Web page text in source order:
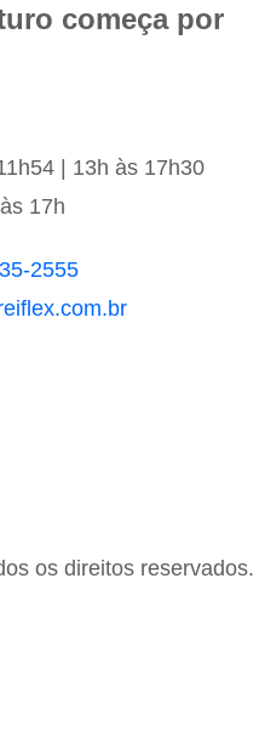
começa por
| 13h às 17h30
17h
2555
os direitos reservados.